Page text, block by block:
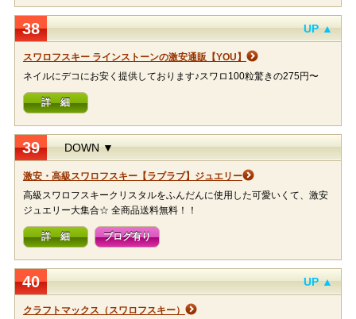
38 UP ▲
スワロフスキー ラインストーンの激安通販【YOU】
ネイルにデコにお安く提供しております♪スワロ100粒驚きの275円〜
詳 細
39 DOWN ▼
激安・高級スワロフスキー【ラブラブ】ジュエリー
高級スワロフスキークリスタルをふんだんに使用した可愛いくて、激安
ジュエリー大集合☆ 全商品送料無料！！
詳 細 ブログ有り
40 UP ▲
クラフトマックス（スワロフスキー）